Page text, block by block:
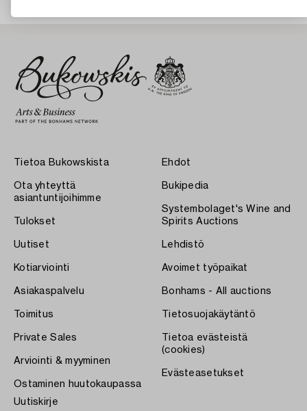
Tietoa Bukowskista
Ota yhteyttä
asiantuntijoihimme
Tulokset
Uutiset
Kotiarviointi
Asiakaspalvelu
Toimitus
Private Sales
Arviointi & myyminen
Ostaminen huutokaupassa
Ehdot
Bukipedia
Systembolaget's Wine and
Spirits Auctions
Lehdistö
Avoimet työpaikat
Bonhams - All auctions
Tietosuojakäytäntö
Tietoa evästeistä
(cookies)
Evästeasetukset
Uutiskirje